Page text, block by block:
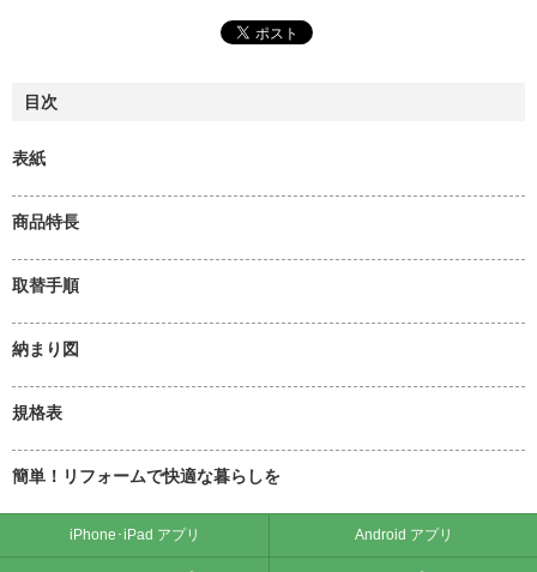
目次
表紙
商品特長
取替手順
納まり図
規格表
簡単！リフォームで快適な暮らしを
iPhone･iPad アプリ Android アプリ